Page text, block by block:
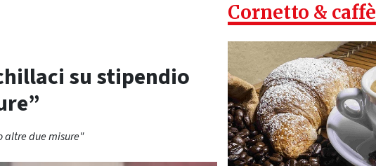
su stipendio
altre due misure"
Cornetto & caffè